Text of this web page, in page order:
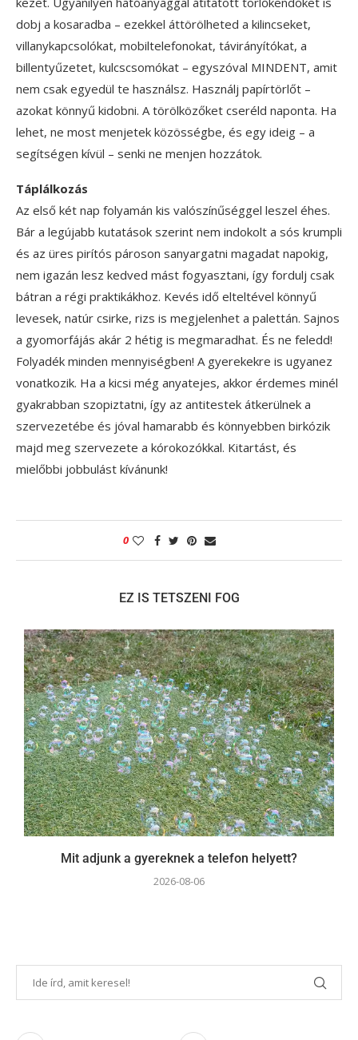
dobj a kosaradba – ezekkel áttörölheted a kilincseket,
villanykapcsolókat, mobiltelefonokat, távirányítókat, a
billentyűzetet, kulcscsomókat – egyszóval MINDENT, amit
nem csak egyedül te használsz. Használj papírtörlőt –
azokat könnyű kidobni. A törölközőket cseréld naponta. Ha
lehet, ne most menjetek közösségbe, és egy ideig – a
segítségen kívül – senki ne menjen hozzátok.
Táplálkozás
Az első két nap folyamán kis valószínűséggel leszel éhes.
Bár a legújabb kutatások szerint nem indokolt a sós krumpli
és az üres pirítós pároson sanyargatni magadat napokig,
nem igazán lesz kedved mást fogyasztani, így fordulj csak
bátran a régi praktikákhoz. Kevés idő elteltével könnyű
levesek, natúr csirke, rizs is megjelenhet a palettán. Sajnos
a gyomorfájás akár 2 hétig is megmaradhat. És ne feledd!
Folyadék minden mennyiségben! A gyerekekre is ugyanez
vonatkozik. Ha a kicsi még anyatejes, akkor érdemes minél
gyakrabban szopiztatni, így az antitestek átkerülnek a
szervezetébe és jóval hamarabb és könnyebben birkózik
majd meg szervezete a kórokozókkal. Kitartást, és
mielőbbi jobbulást kívánunk!
0
EZ IS TETSZENI FOG
Mit adjunk a gyereknek a telefon helyett?
2026-08-06